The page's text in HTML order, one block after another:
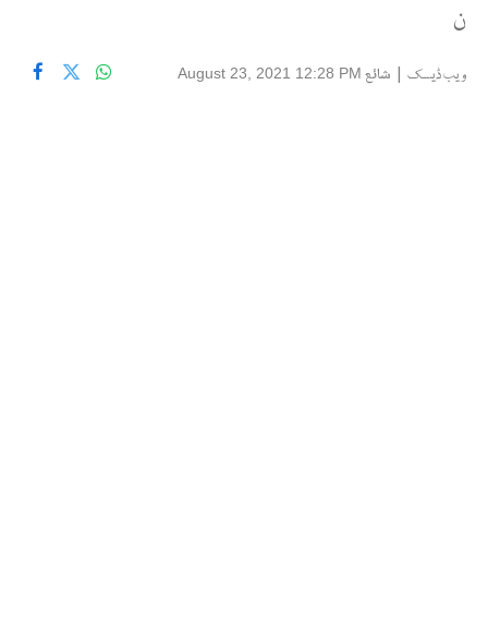
ن
ویب ڈیسک | شائع August 23, 2021 12:28 PM